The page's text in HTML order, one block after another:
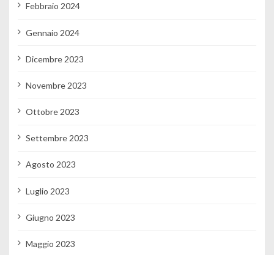
Febbraio 2024
Gennaio 2024
Dicembre 2023
Novembre 2023
Ottobre 2023
Settembre 2023
Agosto 2023
Luglio 2023
Giugno 2023
Maggio 2023